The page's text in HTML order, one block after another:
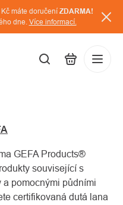
máte doručení ZDARMA!
dne. Více informací.
GEFA Products®
související s
a pomocnými půdními
certifikovaná dutá lana